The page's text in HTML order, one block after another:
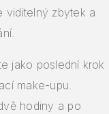
viditelný zbytek a
jako poslední krok
make-upu.
hodiny a po